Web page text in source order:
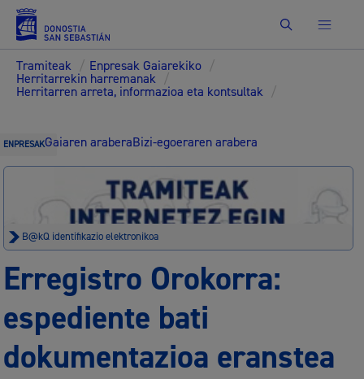
Bilatu
Tramiteak / Enpresak Gaiarekiko /
Herritarrekin harremanak /
Herritarren arreta, informazioa eta kontsultak /
ENPRESAKGaiaren araberaBizi-egoeraren arabera
B@kQ identifikazio elektronikoa
Erregistro Orokorra:
espediente bati
dokumentazioa eranstea